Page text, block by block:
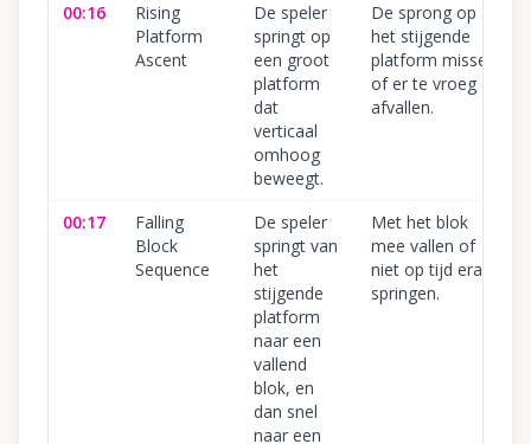
00:16
Rising
Platform
Ascent
De speler
springt op
een groot
platform
dat
verticaal
omhoog
beweegt.
De sprong op
het stijgende
platform missen
of er te vroeg
afvallen.
00:17
Falling
Block
Sequence
De speler
springt van
het
stijgende
platform
naar een
vallend
blok, en
dan snel
naar een
Met het blok
mee vallen of
niet op tijd eraf
springen.